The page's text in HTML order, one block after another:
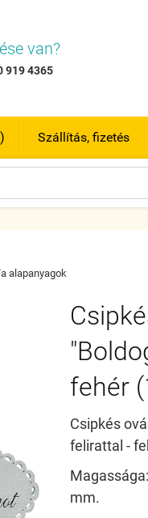
van?
919 4365
Szállítás, fizetés
alapanyagok
fehér
Csipkés
felirattal -
mm.